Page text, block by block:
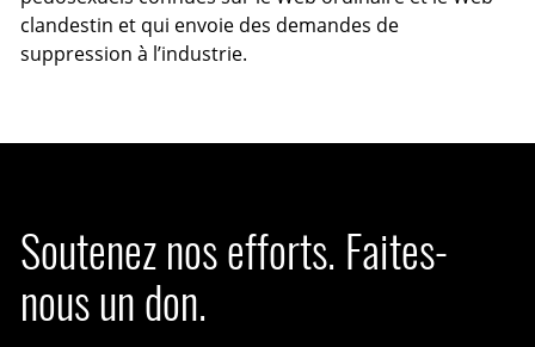
clandestin et qui envoie des demandes de
suppression à l’industrie.
Soutenez nos efforts. Faites-
nous un don.